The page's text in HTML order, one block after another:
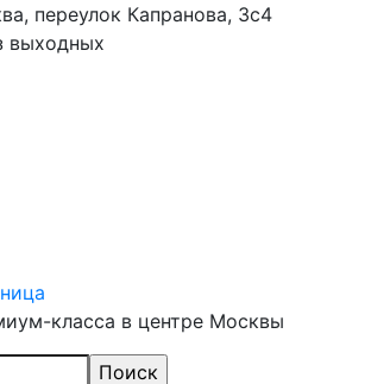
Перейти
переулок Капранова, 3с4
выходных
класса в центре Москвы